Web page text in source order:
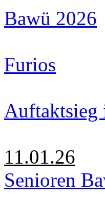
Bawü 2026
Furios
Auftaktsieg
11.01.26
Senioren